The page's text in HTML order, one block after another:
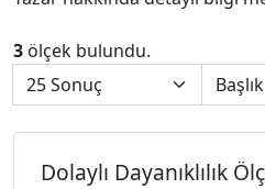
3 ölçek bulundu.
Dolaylı Dayanıklılık